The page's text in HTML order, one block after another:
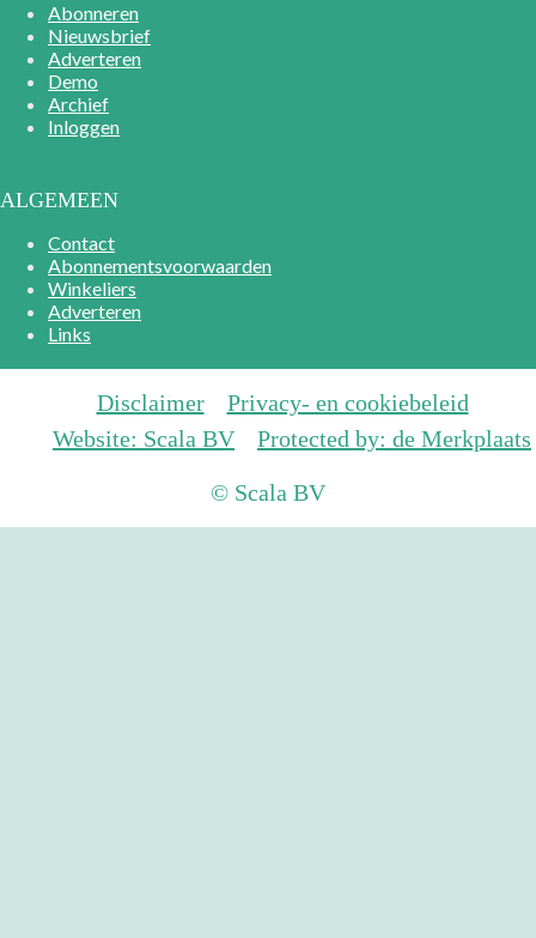
Abonneren
Nieuwsbrief
Adverteren
Demo
Archief
Inloggen
ALGEMEEN
Contact
Abonnementsvoorwaarden
Winkeliers
Adverteren
Links
Disclaimer
Privacy- en cookiebeleid
Website: Scala BV
Protected by: de Merkplaats
© Scala BV